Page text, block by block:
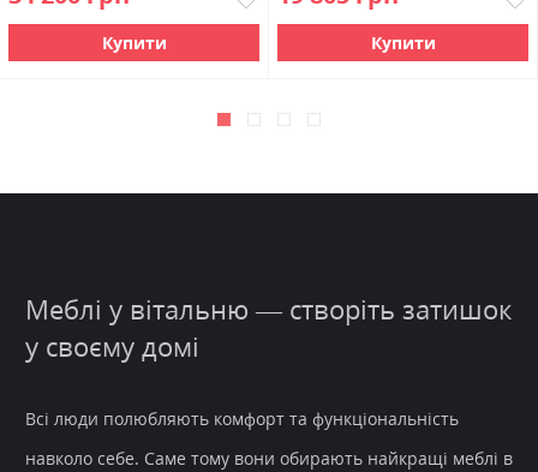
Купити Купити
Меблі у вітальню — створіть затишок
у своєму домі
Всі люди полюбляють комфорт та функціональність
навколо себе. Саме тому вони обирають найкращі меблі в